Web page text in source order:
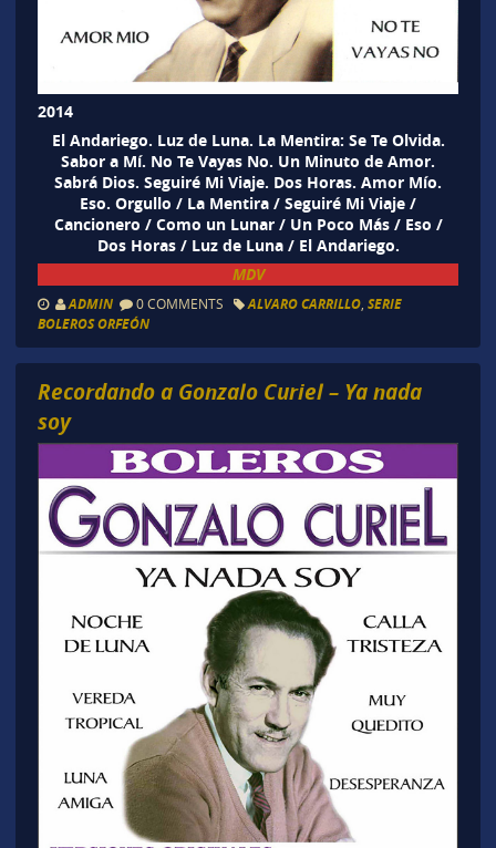
2014
El Andariego. Luz de Luna. La Mentira: Se Te Olvida.
Sabor a Mí. No Te Vayas No. Un Minuto de Amor.
Sabrá Dios. Seguiré Mi Viaje. Dos Horas. Amor Mío.
Eso. Orgullo / La Mentira / Seguiré Mi Viaje /
Cancionero / Como un Lunar / Un Poco Más / Eso /
Dos Horas / Luz de Luna / El Andariego.
MDV
ADMIN 0 COMMENTS ALVARO CARRILLO, SERIE
BOLEROS ORFEÓN
Recordando a Gonzalo Curiel – Ya nada
soy